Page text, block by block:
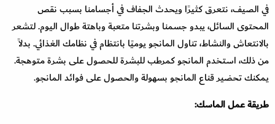
في الصيف، نتعرق كثيرًا ويحدث الجفاف في أجسامنا بسبب نقص
المحتوى السائل، يبدو جسمنا وبشرتنا متعبة وباهتة طوال اليوم. لتشعر
بالانتعاش والنشاط، تناول المانجو يوميًا بانتظام في نظامك الغذائي. بدلاً
من ذلك، استخدم المانجو كمرطب للبشرة للحصول على بشرة متوهجة.
يمكنك تحضير قناع المانجو بسهولة والحصول على فوائد المانجو.
طريقة عمل الماسك: